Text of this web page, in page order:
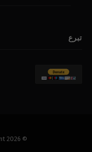
تبرع
© 2026 Middle East Transparent